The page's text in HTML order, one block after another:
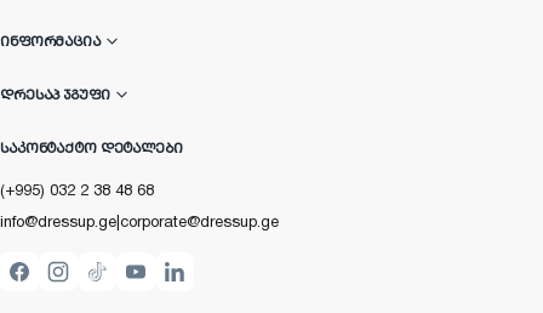
ᲘᲜᲤᲝᲠᲛᲐᲪᲘᲐ
ᲓᲠᲔᲡᲐᲞ ᲯᲒᲣᲤᲘ
ᲡᲐᲙᲝᲜᲢᲐᲥᲢᲝ ᲓᲔᲢᲐᲚᲔᲑᲘ
(+995) 032 2 38 48 68
info@dressup.ge|corporate@dressup.ge